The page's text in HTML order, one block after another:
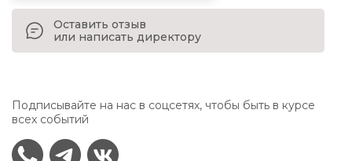
Оставить отзыв
или написать директору
Подписывайте на нас в соцсетях, чтобы быть в курсе
всех событий